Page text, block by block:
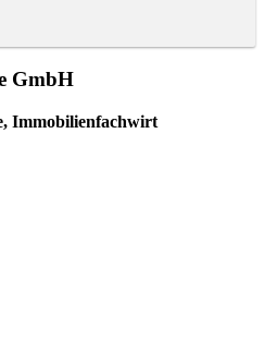
GmbH
Immobilienfachwirt